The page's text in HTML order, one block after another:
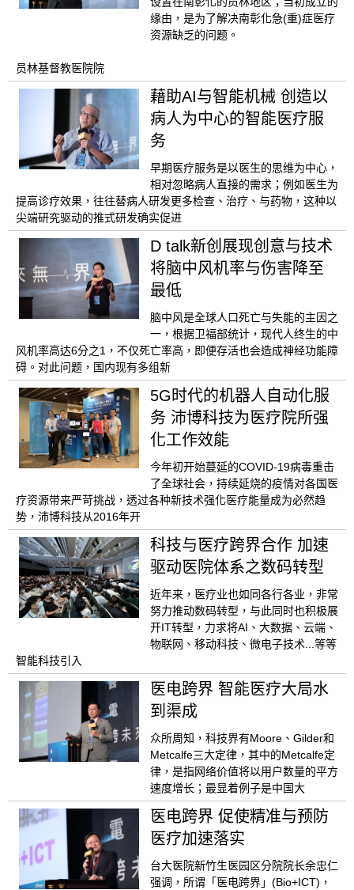
缘由，是为了解决南彰化急(重)症医疗
资源缺乏的问题。
员林基督教医院院
藉助AI与智能机械 创造以
病人为中心的智能医疗服
务
早期医疗服务是以医生的思维为中心，
相对忽略病人直接的需求；例如医生为
提高诊疗效果，往往替病人研发更多检查、治疗、与药物，这种以
尖端研究驱动的推式研发确实促进
D talk新创展现创意与技术
将脑中风机率与伤害降至
最低
脑中风是全球人口死亡与失能的主因之
一，根据卫福部统计，现代人终生的中
风机率高达6分之1，不仅死亡率高，即便存活也会造成神经功能障
碍。对此问题，国内现有多组新
5G时代的机器人自动化服
务 沛博科技为医疗院所强
化工作效能
今年初开始蔓延的COVID-19病毒重击
了全球社会，持续延烧的疫情对各国医
疗资源带来严苛挑战，透过各种新技术强化医疗能量成为必然趋
势，沛博科技从2016年开
科技与医疗跨界合作 加速
驱动医院体系之数码转型
近年来，医疗业也如同各行各业，非常
努力推动数码转型，与此同时也积极展
开IT转型，力求将AI、大数据、云端、
物联网、移动科技、微电子技术...等等
智能科技引入
医电跨界 智能医疗大局水
到渠成
众所周知，科技界有Moore、Gilder和
Metcalfe三大定律，其中的Metcalfe定
律，是指网络价值将以用户数量的平方
速度增长；最显着例子是中国大
医电跨界 促使精准与预防
医疗加速落实
台大医院新竹生医园区分院院长余忠仁
强调，所谓「医电跨界」(Bio+ICT)，